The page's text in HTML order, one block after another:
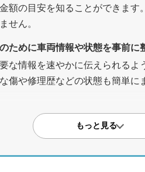
額の目安を知ることができます
せん。
ために車両情報や状態を事前に
な情報を速やかに伝えられるよ
傷や修理歴などの状態も簡単に
あくまで目安であり実査定で最
状態まで確認できないため、提
傷や内装の汚れ、エンジン状態
もっと見る